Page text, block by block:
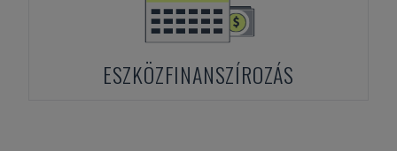
ESZKÖZFINANSZÍROZÁS